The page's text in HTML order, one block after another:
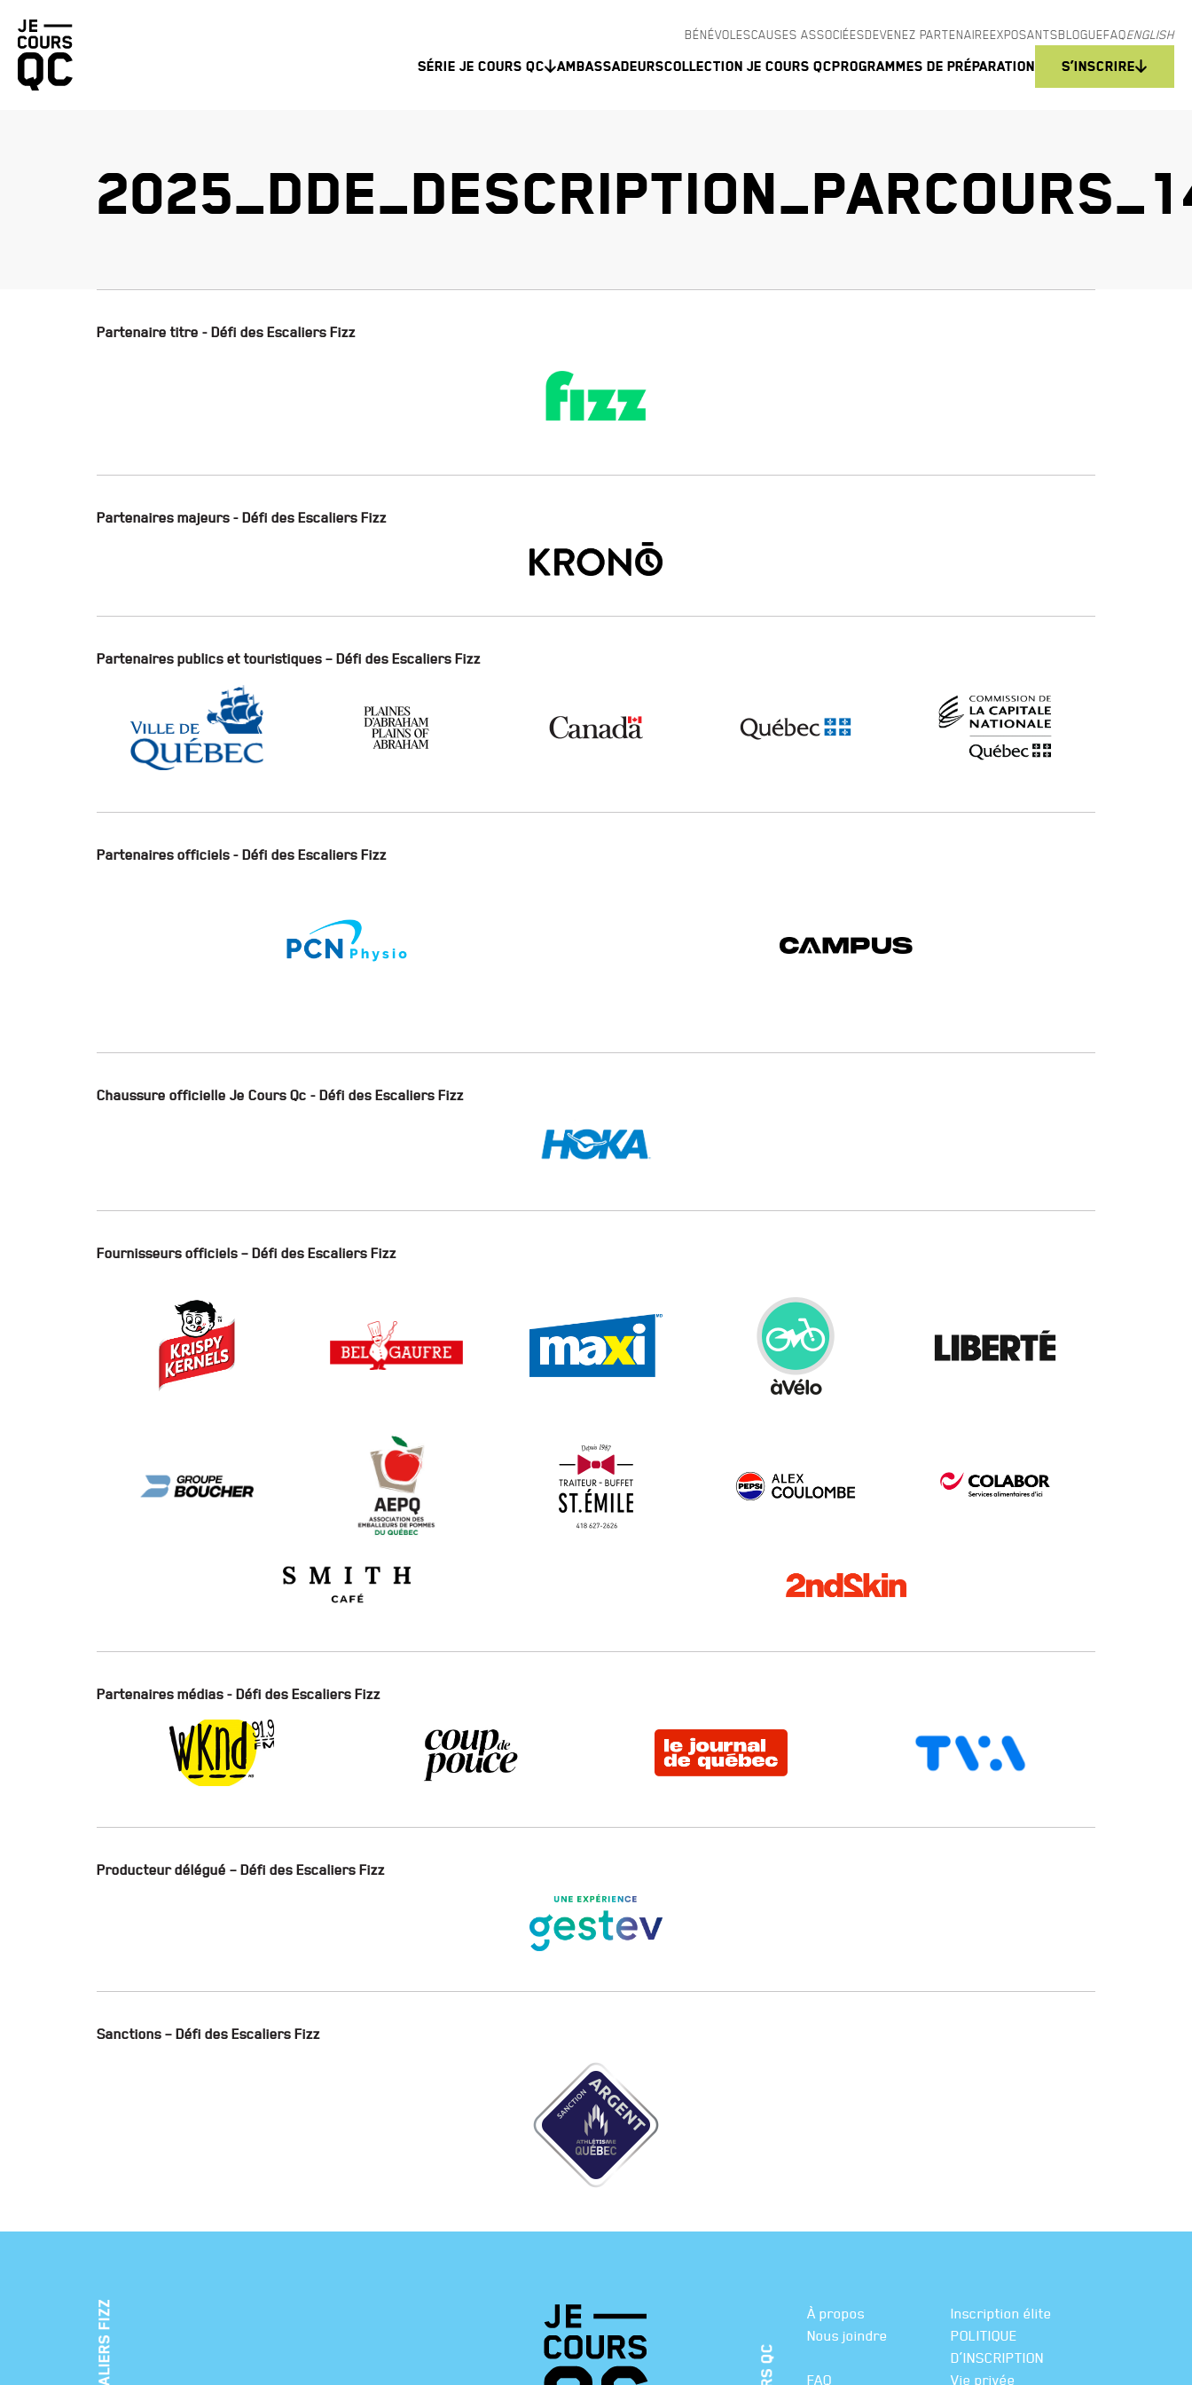
Retourner
la
BÉNÉVOLESCAUSES ASSOCIÉESDEVENEZ PARTENAIREEXPOSANTSBLOGUEFAQENGLISH
Série Je Cours QC AmbassadeursCollection Je Cours QCProgrammes de préparation S’inscrire
Partenaire titre - Défi des Escaliers Fizz
Partenaires majeurs - Défi des Escaliers Fizz
Partenaires publics et touristiques – Défi des Escaliers Fizz
Partenaires officiels - Défi des Escaliers Fizz
Chaussure officielle Je Cours Qc - Défi des Escaliers Fizz
Fournisseurs officiels – Défi des Escaliers Fizz
Partenaires médias - Défi des Escaliers Fizz
Producteur délégué – Défi des Escaliers Fizz
Sanctions – Défi des Escaliers Fizz
À propos
Inscription élite
Nous joindre
POLITIQUE
D’INSCRIPTION
FAQ
Vie privée